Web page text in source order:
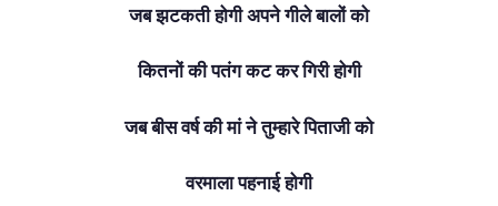
जब झटकती होगी अपने गीले बालों को
कितनों की पतंग कट कर गिरी होगी
जब बीस वर्ष की मां ने तुम्हारे पिताजी को
वरमाला पहनाई होगी